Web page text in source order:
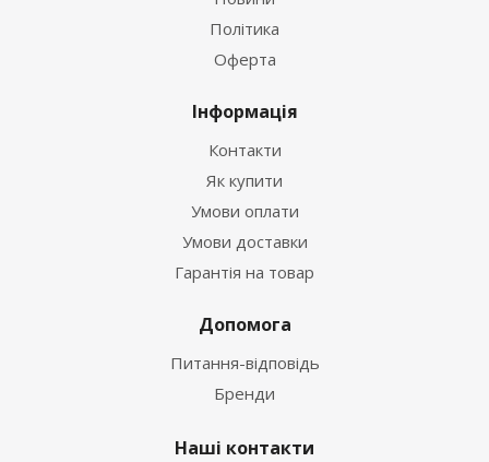
Політика
Оферта
Інформація
Контакти
Як купити
Умови оплати
Умови доставки
Гарантія на товар
Допомога
Питання-відповідь
Бренди
Наші контакти